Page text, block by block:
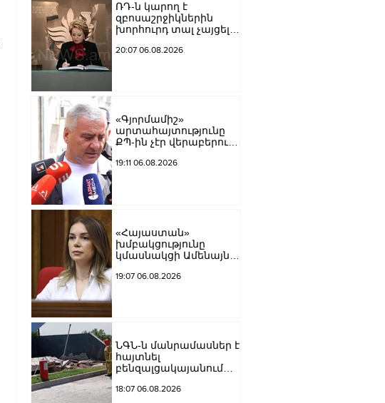
ՌԴ-ն կարող է
զբոսաշրջիկներին
խորհուրդ տալ չայցելել
ռուսաստանցիների
20:07 06.08.2026
«Գյnրմամիշ»
արտահայտությունը
ՔՊ-ին չէր վերաբերում,
խլnղներին էր
19:11 06.08.2026
«Հայաստան»
խմբակցությունը
կմասնակցի Ամենայն
դատավարությանը․
19:07 06.08.2026
ՆԳՆ-ն մանրամասներ է
հայտնել
բենզալցակայանում
պայթյունից
18:07 06.08.2026